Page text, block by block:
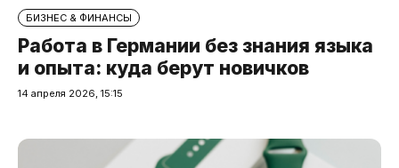
БИЗНЕС & ФИНАНСЫ
Работа в Германии без знания языка
и опыта: куда берут новичков
14 апреля 2026, 15:15